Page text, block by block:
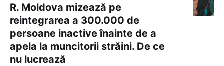
R. Moldova mizează pe
reintegrarea a 300.000 de
persoane inactive înainte de a
apela la muncitorii străini. De ce
nu lucrează